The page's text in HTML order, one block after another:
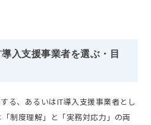
入支援事業者を選ぶ・目
る、あるいはIT導入支援事業者とし
制度理解」と「実務対応力」の両